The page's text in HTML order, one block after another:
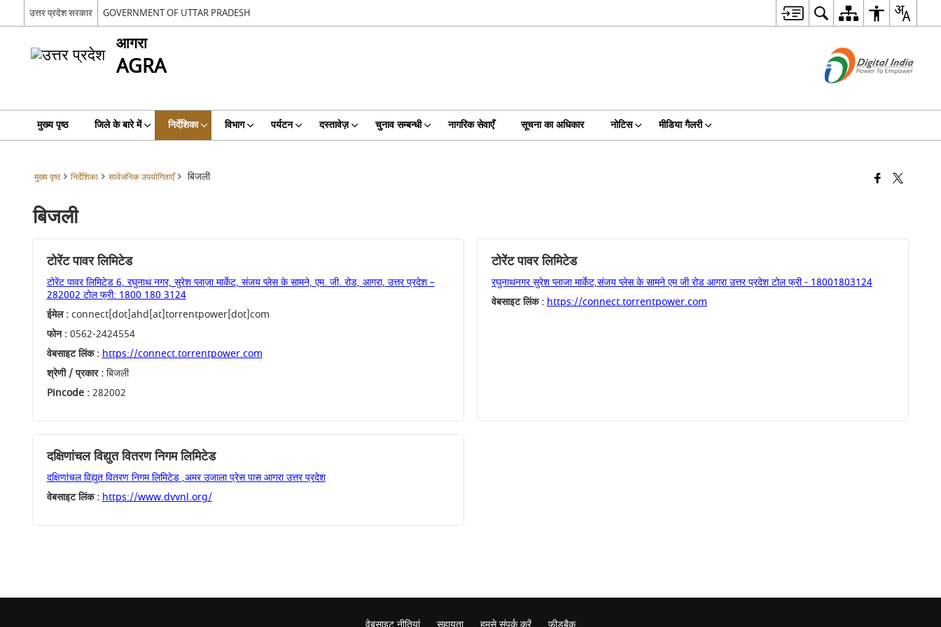
उत्तर प्रदेश सरकार GOVERNMENT OF UTTAR PRADESH
आगरा
AGRA
मुख्य पृष्ठ जिले के बारे में निर्देशिका विभाग पर्यटन दस्तावेज़ चुनाव सम्बन्धी नागरिक सेवाएँ सूचना का अधिकार नोटिस मीडिया गैलरी
मुख्य पृष्ठ निर्देशिका सार्वजनिक उपयोगिताएँ बिजली
बिजली
टोरेंट पावर लिमिटेड
टोरेंट पावर लिमिटेड 6, रघुनाथ नगर, सुरेश प्लाज़ा मार्केट, संजय प्लेस के सामने, एम. जी. रोड, आगरा, उत्तर प्रदेश –
282002 टोल फ्री: 1800 180 3124
ईमेल :connect[dot]ahd[at]torrentpower[dot]com
फोन :0562-2424554
वेबसाइट लिंक : https://connect.torrentpower.com
श्रेणी / प्रकार :बिजली
Pincode :282002
टोरेंट पावर लिमिटेड
रघुनाथनगर सुरेश प्लाजा मार्केट,संजय प्लेस के सामने एम जी रोड आगरा उत्तर प्रदेश टोल फ्री - 18001803124
वेबसाइट लिंक : https://connect.torrentpower.com
दक्षिणांचल विद्युत वितरण निगम लिमिटेड
दक्षिणांचल विद्युत वितरण निगम लिमिटेड ,अमर उजाला प्रेस पास आगरा उत्तर प्रदेश
वेबसाइट लिंक : https://www.dvvnl.org/